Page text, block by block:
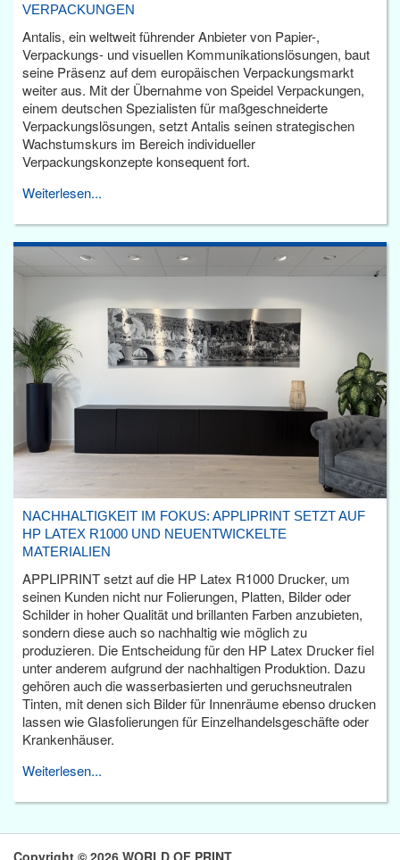
VERPACKUNGEN
Antalis, ein weltweit führender Anbieter von Papier-,
Verpackungs- und visuellen Kommunikationslösungen, baut
seine Präsenz auf dem europäischen Verpackungsmarkt
weiter aus. Mit der Übernahme von Speidel Verpackungen,
einem deutschen Spezialisten für maßgeschneiderte
Verpackungslösungen, setzt Antalis seinen strategischen
Wachstumskurs im Bereich individueller
Verpackungskonzepte konsequent fort.
Weiterlesen...
NACHHALTIGKEIT IM FOKUS: APPLIPRINT SETZT AUF
HP LATEX R1000 UND NEUENTWICKELTE
MATERIALIEN
APPLIPRINT setzt auf die HP Latex R1000 Drucker, um
seinen Kunden nicht nur Folierungen, Platten, Bilder oder
Schilder in hoher Qualität und brillanten Farben anzubieten,
sondern diese auch so nachhaltig wie möglich zu
produzieren. Die Entscheidung für den HP Latex Drucker fiel
unter anderem aufgrund der nachhaltigen Produktion. Dazu
gehören auch die wasserbasierten und geruchsneutralen
Tinten, mit denen sich Bilder für Innenräume ebenso drucken
lassen wie Glasfolierungen für Einzelhandelsgeschäfte oder
Krankenhäuser.
Weiterlesen...